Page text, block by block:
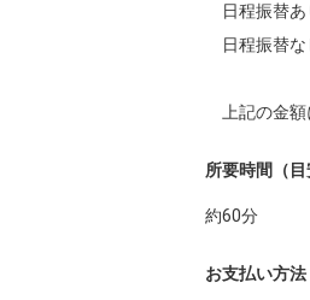
日程振替あ
日程振替な
→当
上記の金額
所要時間（目
約60分
お支払い方法